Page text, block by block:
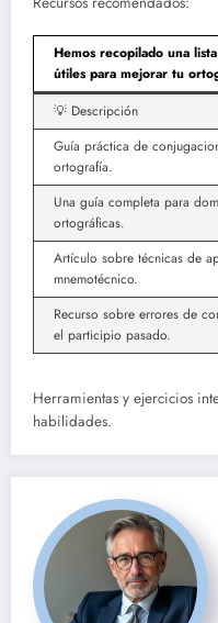
Hemos recopilado una
útiles para mejorar tu
💡 Descripción
Guía práctica de
ortografía.
Una guía completa para
ortográficas.
Artículo sobre técnicas de
mnemotécnico.
Recurso sobre errores de
el participio pasado.
Herramientas y ejercicios
habilidades.